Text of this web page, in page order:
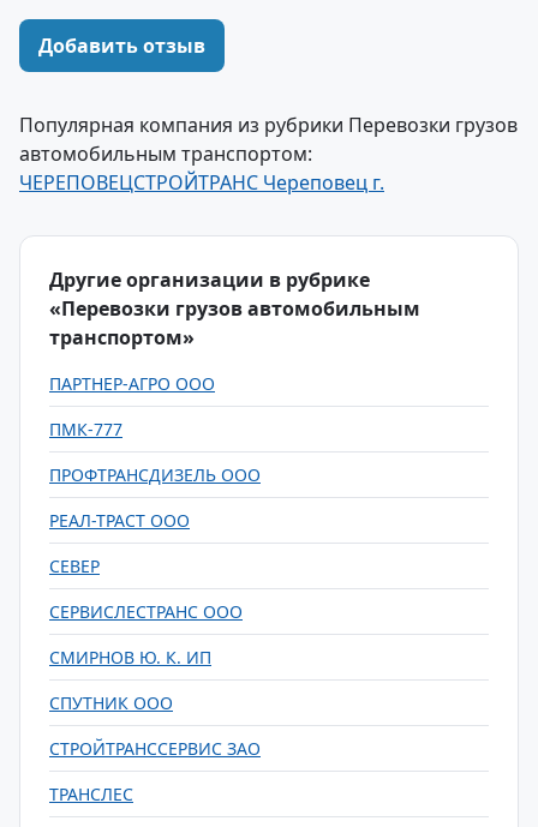
Добавить отзыв
Популярная компания из рубрики Перевозки грузов
автомобильным транспортом:
ЧЕРЕПОВЕЦСТРОЙТРАНС Череповец г.
Другие организации в рубрике
«Перевозки грузов автомобильным
транспортом»
ПАРТНЕР-АГРО ООО
ПМК-777
ПРОФТРАНСДИЗЕЛЬ ООО
РЕАЛ-ТРАСТ ООО
СЕВЕР
СЕРВИСЛЕСТРАНС ООО
СМИРНОВ Ю. К. ИП
СПУТНИК ООО
СТРОЙТРАНССЕРВИС ЗАО
ТРАНСЛЕС